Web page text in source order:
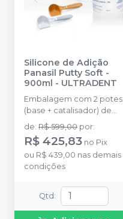
Silicone de Adição
Panasil Putty Soft -
900ml - ULTRADENT
Embalagem com 2 potes
(base + catalisador) de
450 ml.
de: R$ 599,00 por:
R$ 425,83 no Pix
ou R$ 439,00 nas demais
condições
Qtd :